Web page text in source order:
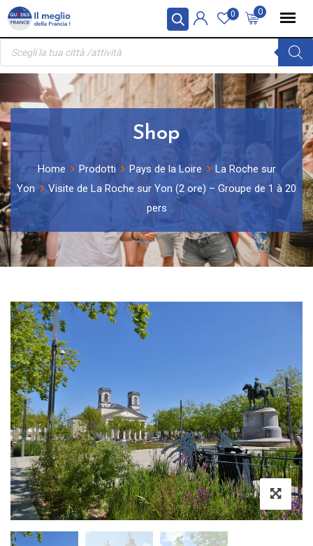
Pannello di gestione dei cookies
Skip
content
0
0
Ricerca
prodotti
Shop
Home Prodotti Pays de la Loire
La Roche sur
Yon
Visite de La Roche sur Yon (2 ore) – Groupe de 1 à 20
pers